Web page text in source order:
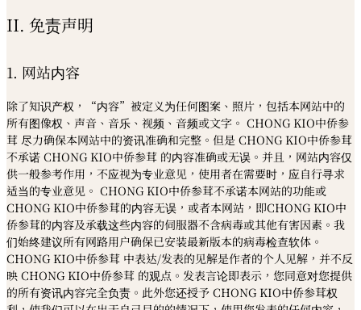
II. 免责声明
1. 网站内容
除了知识产权，“内容”被定义为任何图案、照片，包括本网站中的
所有图像权、声音、音乐、视频、音频或文字。 CHONG KIO中侨参
茸 尽力确保本网站中的资讯准确和完整。但是 CHONG KIO中侨参茸
不承诺 CHONG KIO中侨参茸 的内容准确或无误。并且，网站内容仅
供一般参考作用，不应视为专业意见，使用者在需要时，应自行寻求
适当的专业意见。 CHONG KIO中侨参茸不承诺本网站的功能或
CHONG KIO中侨参茸的内容无误，或者本网站，即CHONG KIO中
侨参茸的内容及承载这些内容的伺服器不含病毒或其他有害因素。我
们始终建议所有网路用户确保已安装最新版本的病毒检查软体。
CHONG KIO中侨参茸 中表达/发表的见解是作者的个人见解，并不反
映 CHONG KIO中侨参茸 的观点。发表言论即表示，您同意对您提供
的所有资讯内容完全负责。此外您还授予 CHONG KIO中侨参茸权